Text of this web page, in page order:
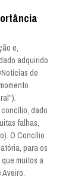
e,
adquirido
de
dado
falhas,
O Concílio
para os
muitos a